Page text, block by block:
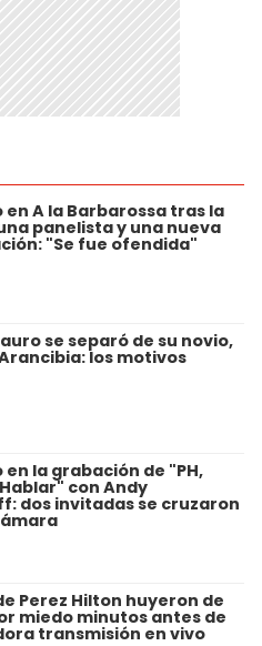
en A la Barbarossa tras la
panelista y una nueva
"Se fue ofendida"
se separó de su novio,
los motivos
en la grabación de "PH,
con Andy
dos invitadas se cruzaron
Perez Hilton huyeron de
miedo minutos antes de
transmisión en vivo